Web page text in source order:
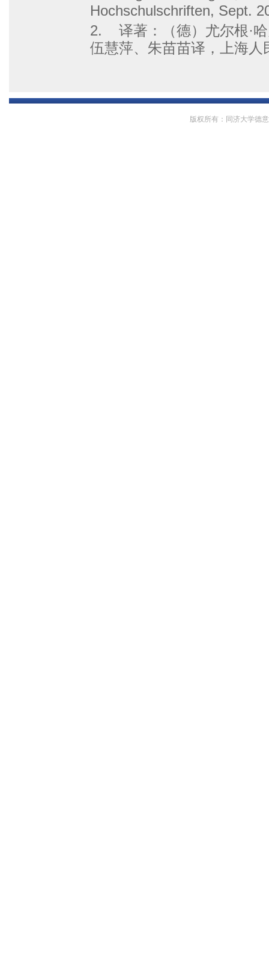
Hochschulschriften, Sept.
2. 译著：（德）尤尔根·
伍慧萍、朱苗苗译，上海
版权所有：同济大学德